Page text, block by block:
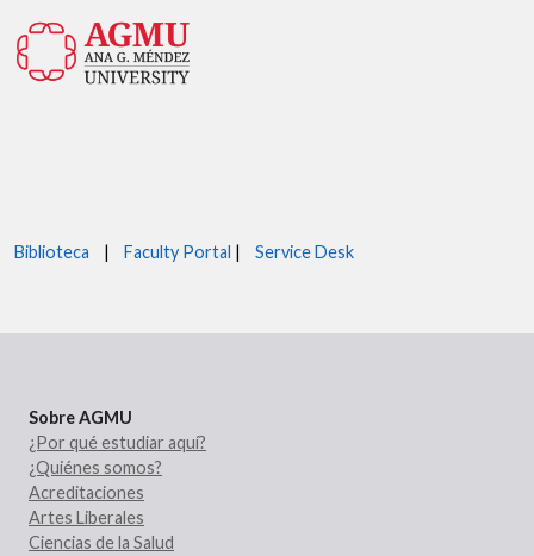
Biblioteca | Faculty Portal | Service Desk
Sobre AGMU
¿Por qué estudiar aquí?
¿Quiénes somos?
Acreditaciones
Artes Liberales
Ciencias de la Salud